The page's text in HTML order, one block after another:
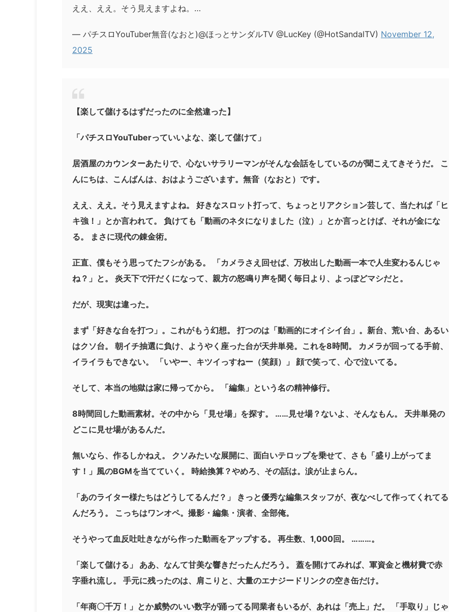
ええ、ええ。そう見えますよね。…
— パチスロYouTuber無音(なおと)@ほっとサンダルTV @LucKey (@HotSandalTV) November 12,
2025
【楽して儲けるはずだったのに全然違った】
「パチスロYouTuberっていいよな、楽して儲けて」
居酒屋のカウンターあたりで、心ないサラリーマンがそんな会話をしているのが聞こえてきそうだ。 こ
んにちは、こんばんは、おはようございます。無音（なおと）です。
ええ、ええ。そう見えますよね。 好きなスロット打って、ちょっとリアクション芸して、当たれば「ヒ
キ強！」とか言われて。 負けても「動画のネタになりました（泣）」とか言っとけば、それが金にな
る。 まさに現代の錬金術。
正直、僕もそう思ってたフシがある。 「カメラさえ回せば、万枚出した動画一本で人生変わるんじゃ
ね？」と。 炎天下で汗だくになって、親方の怒鳴り声を聞く毎日より、よっぽどマシだと。
だが、現実は違った。
まず「好きな台を打つ」。これがもう幻想。 打つのは「動画的にオイシイ台」。新台、荒い台、あるい
はクソ台。 朝イチ抽選に負け、ようやく座った台が天井単発。これを8時間。 カメラが回ってる手前、
イライラもできない。 「いやー、キツイっすねー（笑顔）」 顔で笑って、心で泣いてる。
そして、本当の地獄は家に帰ってから。 「編集」という名の精神修行。
8時間回した動画素材。その中から「見せ場」を探す。 ……見せ場？ないよ、そんなもん。 天井単発の
どこに見せ場があるんだ。
無いなら、作るしかねえ。 クソみたいな展開に、面白いテロップを乗せて、さも「盛り上がってま
す！」風のBGMを当てていく。 時給換算？やめろ、その話は。涙が止まらん。
「あのライター様たちはどうしてるんだ？」 きっと優秀な編集スタッフが、夜なべして作ってくれてる
んだろう。 こっちはワンオペ。撮影・編集・演者、全部俺。
そうやって血反吐吐きながら作った動画をアップする。 再生数、1,000回。 ………。
「楽して儲ける」 ああ、なんて甘美な響きだったんだろう。 蓋を開けてみれば、軍資金と機材費で赤
字垂れ流し。 手元に残ったのは、肩こりと、大量のエナジードリンクの空き缶だけ。
「年商〇千万！」とか威勢のいい数字が踊ってる同業者もいるが、あれは「売上」だ。 「手取り」じゃ